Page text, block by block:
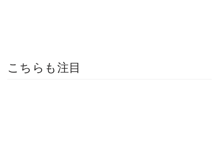
こちらも注目